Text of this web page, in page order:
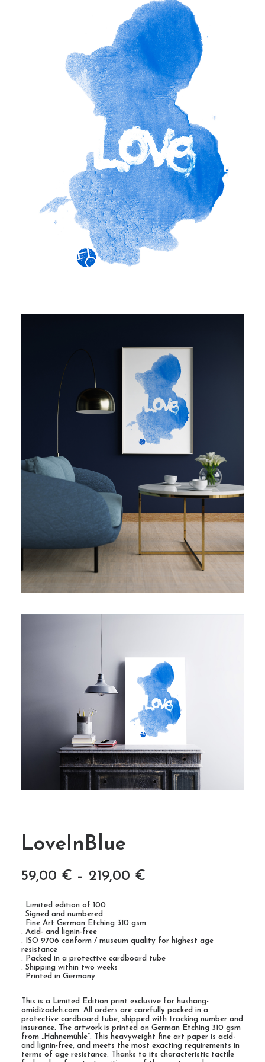
Contact
Cart
LoveInBlue
59,00 € – 219,00 €
. Limited edition of 100
. Signed and numbered
. Fine Art German Etching 310 gsm
. Acid- and lignin-free
. ISO 9706 conform / museum quality for highest age
resistance
. Packed in a protective cardboard tube
. Shipping within two weeks
. Printed in Germany
This is a Limited Edition print exclusive for hushang-
omidizadeh.com. All orders are carefully packed in a
protective cardboard tube, shipped with tracking number and
insurance. The artwork is printed on German Etching 310 gsm
from „Hahnemühle“. This heavyweight fine art paper is acid-
and lignin-free, and meets the most exacting requirements in
terms of age resistance. Thanks to its characteristic tactile